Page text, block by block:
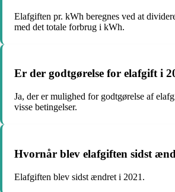
Elafgiften pr. kWh beregnes ved at
med det totale forbrug i kWh.
Er der godtgørelse for elafgift i
Ja, der er mulighed for godtgørelse af
visse betingelser.
Hvornår blev elafgiften sidst
Elafgiften blev sidst ændret i 2021.